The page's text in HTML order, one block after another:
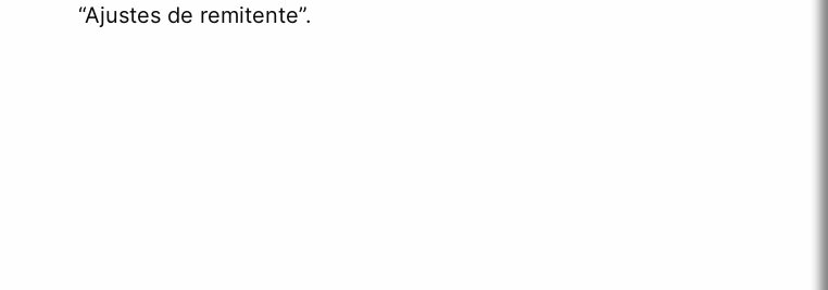
“Ajustes de remitente”.